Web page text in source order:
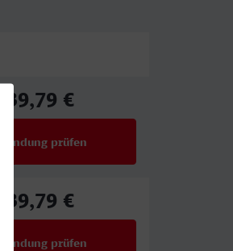
39,79 €
prüfen
39,79 €
prüfen